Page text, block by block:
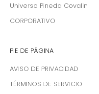
Universo Pineda Covalin
CORPORATIVO
PIE DE PÁGINA
AVISO DE PRIVACIDAD
TÉRMINOS DE SERVICIO